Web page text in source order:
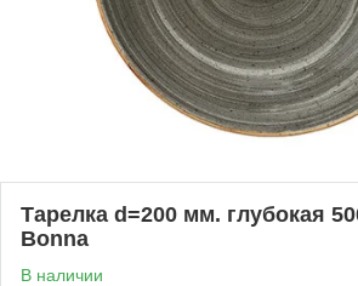
Тарелка d=200 мм. глубокая
Bonna
В наличии